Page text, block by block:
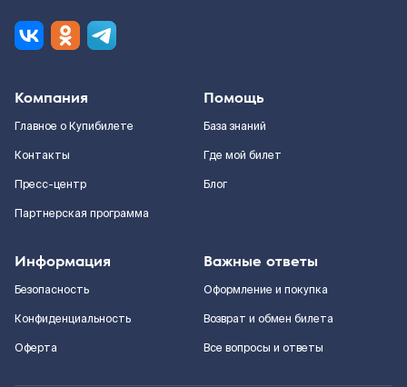
Компания
Главное о Купибилете
Контакты
Пресс-центр
Партнерская программа
Помощь
База знаний
Где мой билет
Блог
Информация
Безопасность
Конфиденциальность
Оферта
Важные ответы
Оформление и покупка
Возврат и обмен билета
Все вопросы и ответы